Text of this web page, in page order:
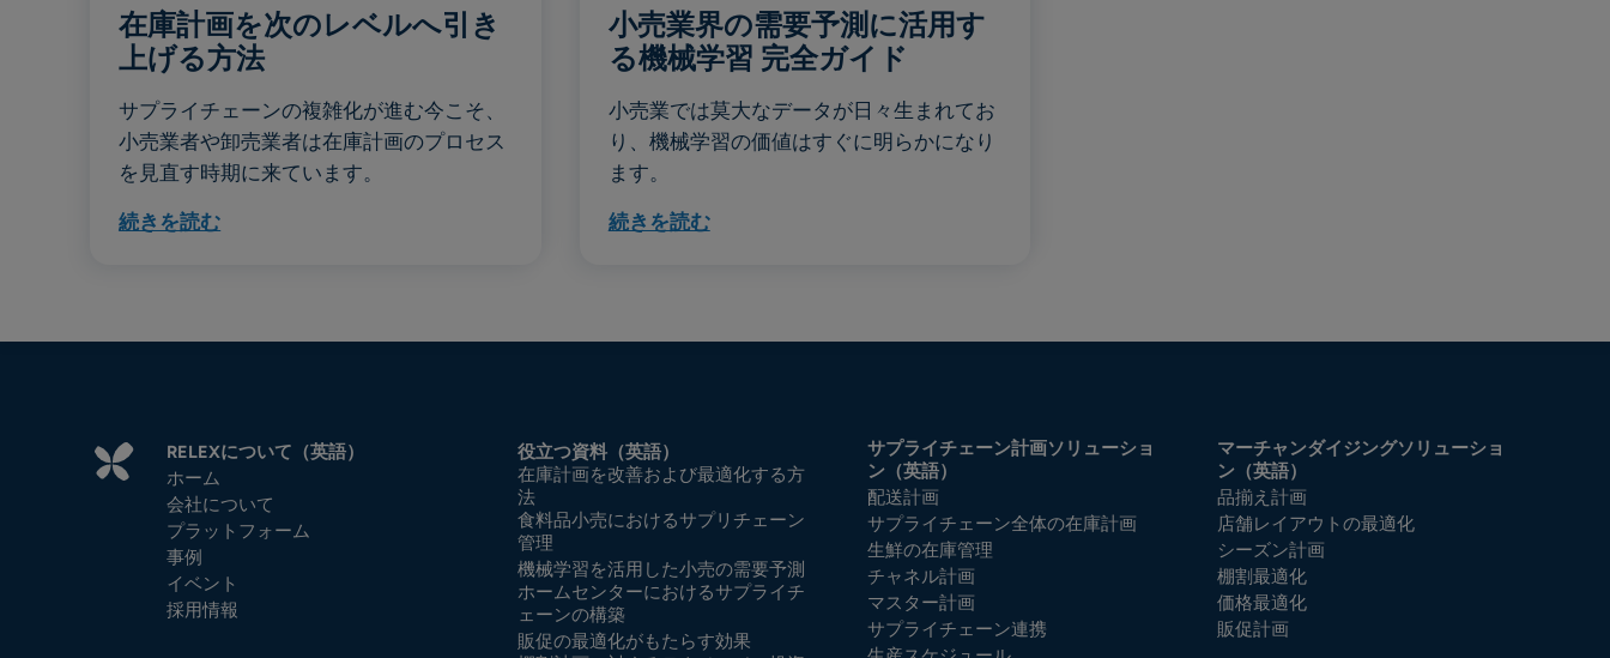
在庫計画を次のレベルへ引き
上げる方法
サプライチェーンの複雑化が進む今こそ、
小売業者や卸売業者は在庫計画のプロセス
を見直す時期に来ています。
続きを読む
小売業界の需要予測に活用す
る機械学習 完全ガイド
小売業では莫大なデータが日々生まれてお
り、機械学習の価値はすぐに明らかになり
ます。
続きを読む
RELEXについて（英語）
ホーム
会社について
プラットフォーム
事例
イベント
採用情報
役立つ資料（英語）
在庫計画を改善および最適化する方
法
食料品小売におけるサプリチェーン
管理
機械学習を活用した小売の需要予測
ホームセンターにおけるサプライチ
ェーンの構築
販促の最適化がもたらす効果
サプライチェーン計画ソリューショ
ン（英語）
配送計画
サプライチェーン全体の在庫計画
生鮮の在庫管理
チャネル計画
マスター計画
サプライチェーン連携
マーチャンダイジングソリューショ
ン（英語）
品揃え計画
店舗レイアウトの最適化
シーズン計画
棚割最適化
価格最適化
販促計画